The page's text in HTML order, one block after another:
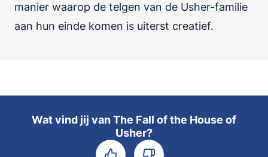
manier waarop de telgen van de Usher-familie
aan hun einde komen is uiterst creatief.
Wat vind jij van The Fall of the House of
Usher?